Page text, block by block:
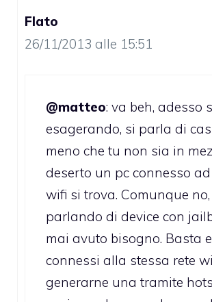
Flato
26/11/2013 alle 15:51
@matteo: va beh, adesso
esagerando, si parla di
meno che tu non sia in
deserto un pc connesso
wifi si trova. Comunque
parlando di device con
mai avuto bisogno. Basta
connessi alla stessa rete
generarne una tramite